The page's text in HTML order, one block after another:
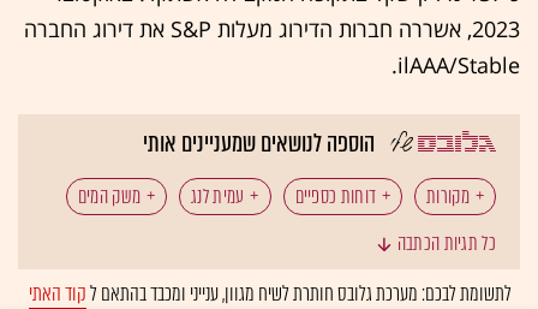
2023, אשררה חברות הדירוג מעלות S&P את דירוג החברה
ilAAA/Stable.
הוספה לנושאים שמעניינים אותי
מקורות דוחות כספיים עמית לנג
משק המים
כל תגיות הכתבה
לתשומת לבכם: מערכת גלובס חותרת לשיח מגוון, ענייני ומכבד בהתאם לקוד האתי